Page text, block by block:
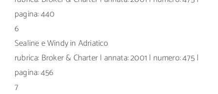
pagina: 440
6
Sealine e Windy in Adriatico
rubrica: Broker & Charter | annata: 2001 | numero: 475 |
pagina: 456
7